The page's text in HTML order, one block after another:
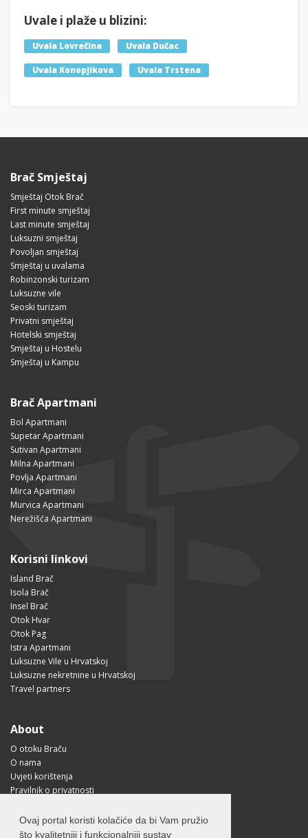
Ovaj portal koristi kolačiće da bi Vam pružio
što kvalitetniji i funkcionalniji sustav
Uvale i plaže u blizini:
Uvala Lovrečina Uvala Dučac
Uvala Konopjikova Uvala Trstena
Brač Smještaj
Smještaj Otok Brač
First minute smještaj
Last minute smještaj
Luksuzni smještaj
Povoljan smještaj
Smještaj u uvalama
Robinzonski turizam
Luksuzne vile
Seoski turizam
Privatni smještaj
Hotelski smještaj
Smještaj u Hostelu
Smještaj u Kampu
Brač Apartmani
Bol Apartmani
Supetar Apartmani
Sutivan Apartmani
Milna Apartmani
Povlja Apartmani
Mirca Apartmani
Murvica Apartmani
Nerežišća Apartmani
Korisni linkovi
Island Brač
Isola Brač
Insel Brač
Otok Hvar
Otok Pag
Istra Apartmani
Luksuzne Vile u Hrvatskoj
Luksuzne nekretnine u Hrvatskoj
Travel partners
About
O otoku Braču
O nama
Uvjeti korištenja
Pravilnik o privatnosti
Kako doći na Brač?
Visit Croatia